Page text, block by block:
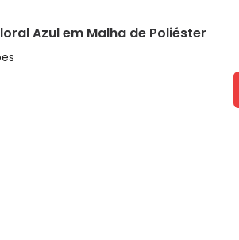
Azul em Malha de Poliéster